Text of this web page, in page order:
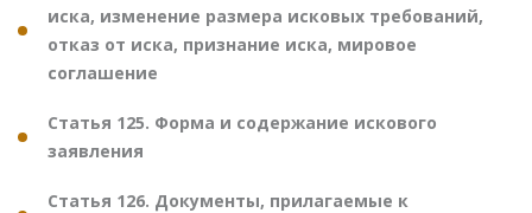
иска, изменение размера исковых требований,
отказ от иска, признание иска, мировое
соглашение
Статья 125. Форма и содержание искового
заявления
Статья 126. Документы, прилагаемые к